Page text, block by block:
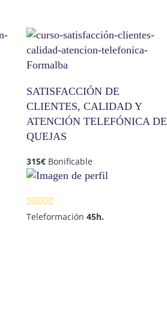
SATISFACCIÓN DE
CLIENTES, CALIDAD Y
ATENCIÓN TELEFÓNICA DE
QUEJAS
315€ Bonificable
Teleformación 45h.